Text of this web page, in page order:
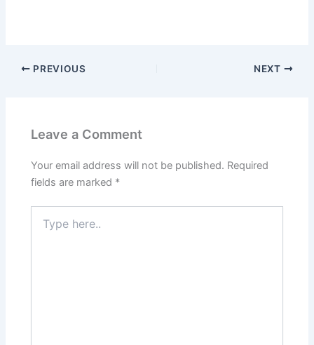
PREVIOUS NEXT
Leave a Comment
Your email address will not be published. Required
fields are marked *
here..